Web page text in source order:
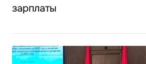
зарплаты